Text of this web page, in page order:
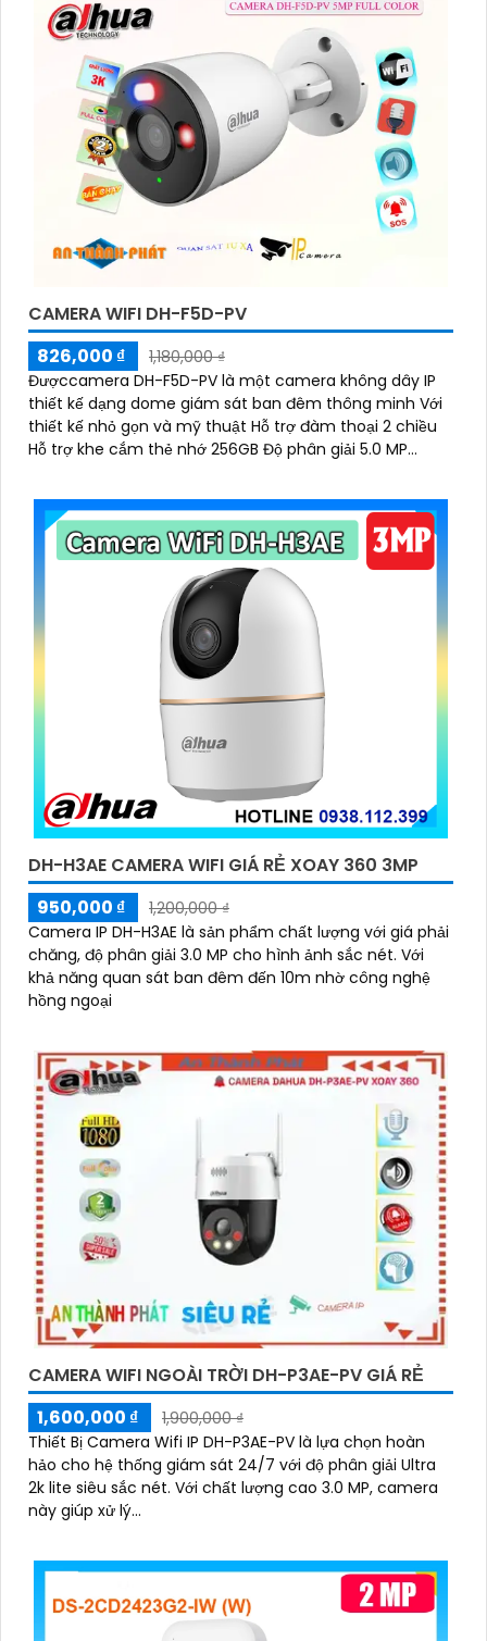
CAMERA WIFI DH-F5D-PV
826,000 ₫
1,180,000 ₫
Đượccamera DH-F5D-PV là một camera không dây IP
thiết kế dạng dome giám sát ban đêm thông minh Với
thiết kế nhỏ gọn và mỹ thuật Hỗ trợ đàm thoại 2 chiều
Hỗ trợ khe cắm thẻ nhớ 256GB Độ phân giải 5.0 MP
DH-H3AE CAMERA WIFI GIÁ RẺ XOAY 360 3MP
950,000 ₫
1,200,000 ₫
Camera IP DH-H3AE là sản phẩm chất lượng với giá phải
chăng, độ phân giải 3.0 MP cho hình ảnh sắc nét. Với
khả năng quan sát ban đêm đến 10m nhờ công nghệ
hồng ngoại
CAMERA WIFI NGOÀI TRỜI DH-P3AE-PV GIÁ RẺ
1,600,000 ₫
1,900,000 ₫
Thiết Bị Camera Wifi IP DH-P3AE-PV là lựa chọn hoàn
hảo cho hệ thống giám sát 24/7 với độ phân giải Ultra
2k lite siêu sắc nét. Với chất lượng cao 3.0 MP, camera
này giúp xử lý...